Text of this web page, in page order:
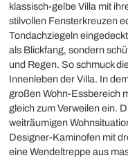
klassisch-gelbe Villa mit
stilvollen Fensterkreuzen
Tondachziegeln
als Blickfang, sondern
und Regen. So schmuck
Innenleben der Villa. In
großen Wohn-Essbereich
gleich zum Verweilen ein.
weiträumigen
Designer-Kaminofen mit
eine Wendeltreppe aus